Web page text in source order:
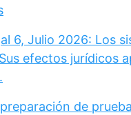
6, Julio 2026: Los
efectos jurídicos
de